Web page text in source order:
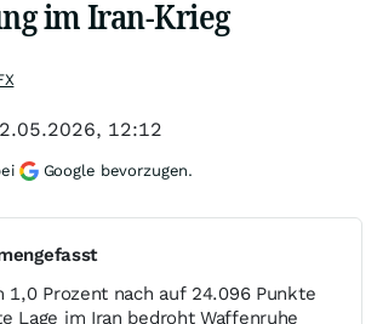
im Iran-Krieg
1,0 Prozent nach auf 24.096 Punkte
Lage im Iran bedroht Waffenruhe
12:12
Google bevorzugen.